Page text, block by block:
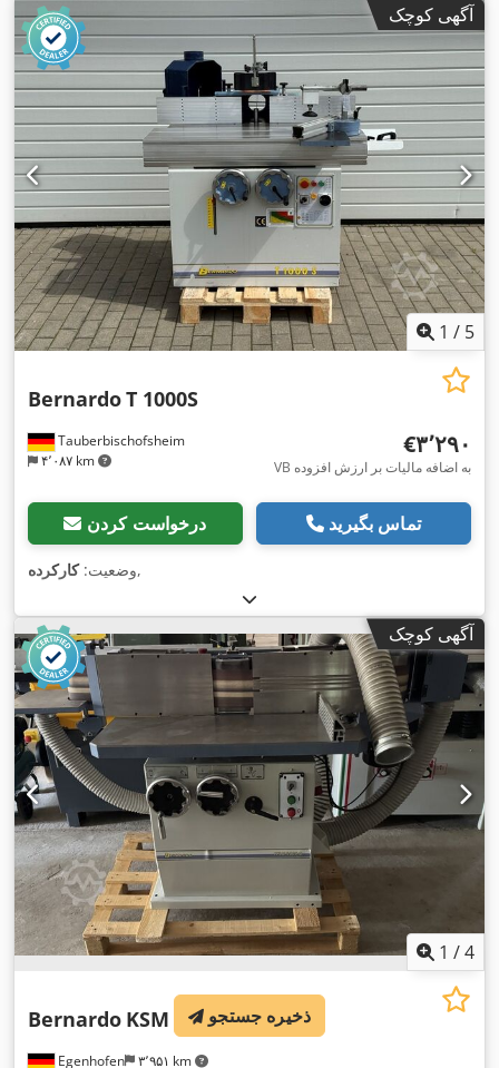
آگهی کوچک
1 / 5
Tauberbischofsheim
۴٬۰۸۷ km
BernardoT 1000S
‎€۳٬۲۹۰
VB به اضافه مالیات بر ارزش افزوده
درخواست کردن تماس بگیرید
وضعیت:کارکرده ,
آگهی کوچک
1 /4
Egenhofen ۳٬۹۵۱ km
Bernardo KSM 3000 Cذخیره جستجو